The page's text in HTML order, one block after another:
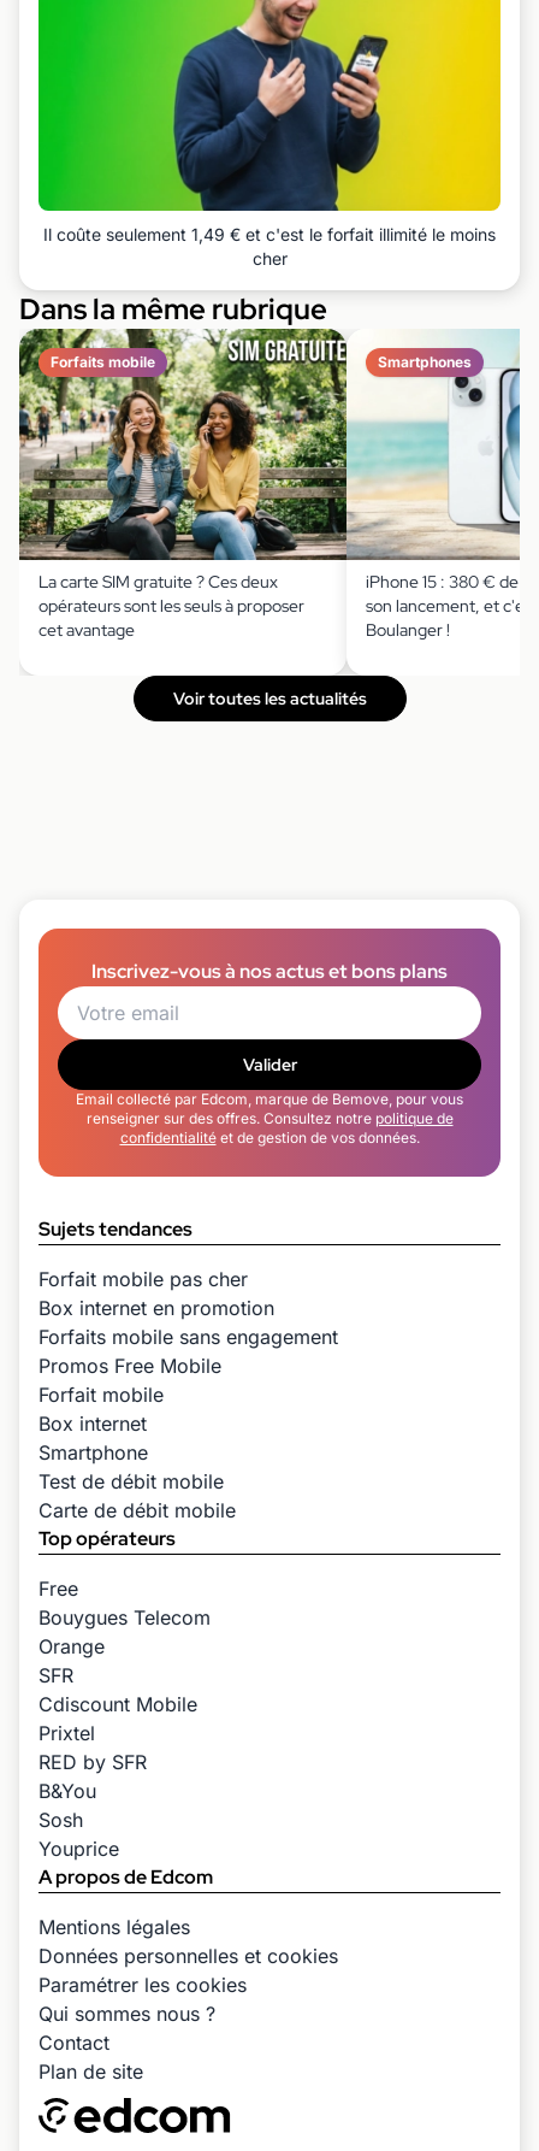
Il coûte seulement 1,49 € et c'est le forfait illimité le moins
cher
Dans la même rubrique
Forfaits mobile
La carte SIM gratuite ? Ces deux
opérateurs sont les seuls à proposer
cet avantage
Smartphones
iPhone 15 : 380 € de
son lancement, et
Boulanger !
Voir toutes les actualités
Inscrivez-vous à nos actus et bons plans
Valider
Email collecté par Edcom, marque de Bemove, pour vous
renseigner sur des offres. Consultez notre politique de
confidentialitéet de gestion de vos données.
Sujets tendances
Forfait mobile pas cher
Box internet en promotion
Forfaits mobile sans engagement
Promos Free Mobile
Forfait mobile
Box internet
Smartphone
Test de débit mobile
Carte de débit mobile
Top opérateurs
Free
Bouygues Telecom
Orange
SFR
Cdiscount Mobile
Prixtel
RED by SFR
B&You
Sosh
Youprice
A propos de Edcom
Mentions légales
Données personnelles et cookies
Paramétrer les cookies
Qui sommes nous ?
Contact
Plan de site